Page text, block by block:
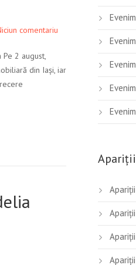
comentariu
2 august,
din Iași, iar